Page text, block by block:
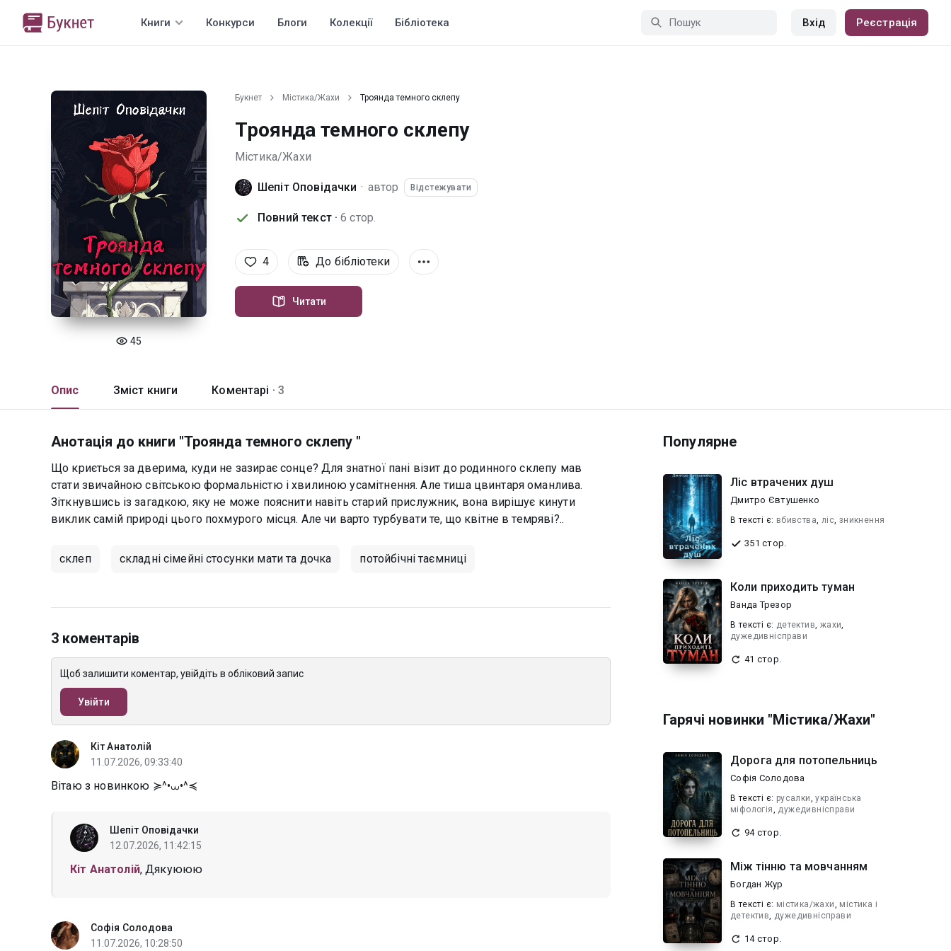
Книги Конкурси Блоги Колекції Бібліотека Вхід Реєстрація
45
Букнет Містика/Жахи Троянда темного склепу
Троянда темного склепу
Містика/Жахи
Шепіт Оповідачки · автор Відстежувати
Повний текст · 6 стор.
4 До бібліотеки
Читати
Опис Зміст книги Коментарі · 3
Анотація до книги "Троянда темного склепу "
Що криється за дверима, куди не зазирає сонце? Для знатної пані візит до родинного склепу мав
стати звичайною світською формальністю і хвилиною усамітнення. Але тиша цвинтаря оманлива.
Зіткнувшись із загадкою, яку не може пояснити навіть старий прислужник, вона вирішує кинути
виклик самій природі цього похмурого місця. Але чи варто турбувати те, що квітне в темряві?..
склеп складні сімейні стосунки мати та дочка потойбічні таємниці
3 коментарів
Щоб залишити коментар, увійдіть в обліковий запис
Увійти
Кіт Анатолій
11.07.2026, 09:33:40
Вітаю з новинкою ≽^•⩊•^≼
Шепіт Оповідачки
12.07.2026, 11:42:15
Кіт Анатолій, Дякуююю
Софія Солодова
11.07.2026, 10:28:50
Популярне
Ліс втрачених душ
Дмитро Євтушенко
В текcті є: вбивства, ліс, зникнення
351 стор.
Коли приходить туман
Ванда Трезор
В текcті є: детектив, жахи,
дужедивнісправи
41 стор.
Гарячі новинки "Містика/Жахи"
Дорога для потопельниць
Софія Солодова
В текcті є: русалки,українська
міфологія, дужедивнісправи
94 стор.
Між тінню та мовчанням
Богдан Жур
В текcті є: містика/жахи, містика і
детектив, дужедивнісправи
14 стор.